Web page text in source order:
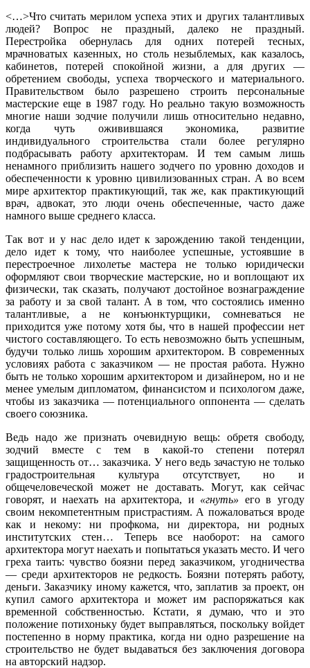
<…>Что считать мерилом успеха этих и других талантливых
людей? Вопрос не праздный, далеко не праздный.
Перестройка обернулась для одних потерей тесных,
мрачноватых казенных, но столь незыблемых, как казалось,
кабинетов, потерей спокойной жизни, а для других —
обретением свободы, успеха творческого и материального.
Правительством было разрешено строить персональные
мастерские еще в 1987 году. Но реально такую возможность
многие наши зодчие получили лишь относительно недавно,
когда чуть оживившаяся экономика, развитие
индивидуального строительства стали более регулярно
подбрасывать работу архитекторам. И тем самым лишь
ненамного приблизить нашего зодчего по уровню доходов и
обеспеченности к уровню цивилизованных стран. А во всем
мире архитектор практикующий, так же, как практикующий
врач, адвокат, это люди очень обеспеченные, часто даже
намного выше среднего класса.
Так вот и у нас дело идет к зарождению такой тенденции,
дело идет к тому, что наиболее успешные, устоявшие в
перестроечное лихолетье мастера не только юридически
оформляют свои творческие мастерские, но и воплощают их
физически, так сказать, получают достойное вознаграждение
за работу и за свой талант. А в том, что состоялись именно
талантливые, а не конъюнктурщики, сомневаться не
приходится уже потому хотя бы, что в нашей профессии нет
чистого составляющего. То есть невозможно быть успешным,
будучи только лишь хорошим архитектором. В современных
условиях работа с заказчиком — не простая работа. Нужно
быть не только хорошим архитектором и дизайнером, но и не
менее умелым дипломатом, финансистом и психологом даже,
чтобы из заказчика — потенциального оппонента — сделать
своего союзника.
Ведь надо же признать очевидную вещь: обретя свободу,
зодчий вместе с тем в какой-то степени потерял
защищенность от… заказчика. У него ведь зачастую не только
градостроительная культура отсутствует, но и
общечеловеческой может не доставать. Могут, как сейчас
говорят, и наехать на архитектора, и «гнуть» его в угоду
своим некомпетентным пристрастиям. А пожаловаться вроде
как и некому: ни профкома, ни директора, ни родных
институтских стен… Теперь все наоборот: на самого
архитектора могут наехать и попытаться указать место. И чего
греха таить: чувство боязни перед заказчиком, угодничества
— среди архитекторов не редкость. Боязни потерять работу,
деньги. Заказчику иному кажется, что, заплатив за проект, он
купил самого архитектора и может им распоряжаться как
временной собственностью. Кстати, я думаю, что и это
положение потихоньку будет выправляться, поскольку войдет
постепенно в норму практика, когда ни одно разрешение на
строительство не будет выдаваться без заключения договора
на авторский надзор.